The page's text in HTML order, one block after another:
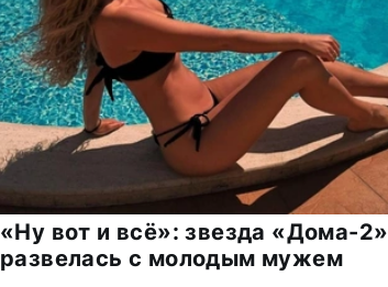
«Ну вот и всё»: звезда «Дома-2»
развелась с молодым мужем